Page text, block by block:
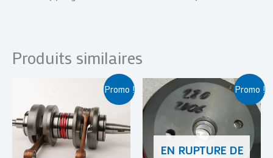
Produits similaires
Promo !
initial
était :
€ 699,00.
prix
actuel
est :
€ 499,00.
Promo !
EN RUPTURE DE
Le
prix
initial
était :
€ 95,00.
Le
est :
€ 80,00.